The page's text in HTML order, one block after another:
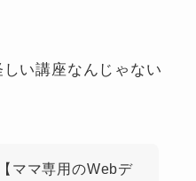
い講座なんじゃない
ママ専用のWebデ